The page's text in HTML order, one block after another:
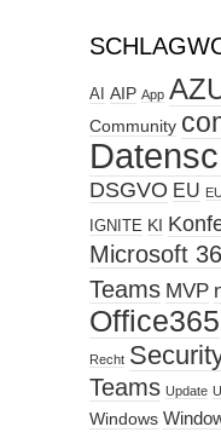
AI AIP App
Community
DSGVO EU
IGNITE KI
Microsoft
Teams MVP
Office365
Recht
Teams Update
Windows